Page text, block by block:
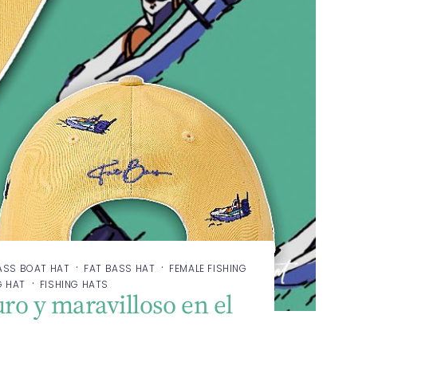
BOAT HAT · FAT BASS HAT · FEMALE FISHING
HAT · FISHING HATS
y maravilloso en el